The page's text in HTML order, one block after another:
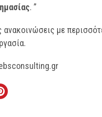
. ”
με